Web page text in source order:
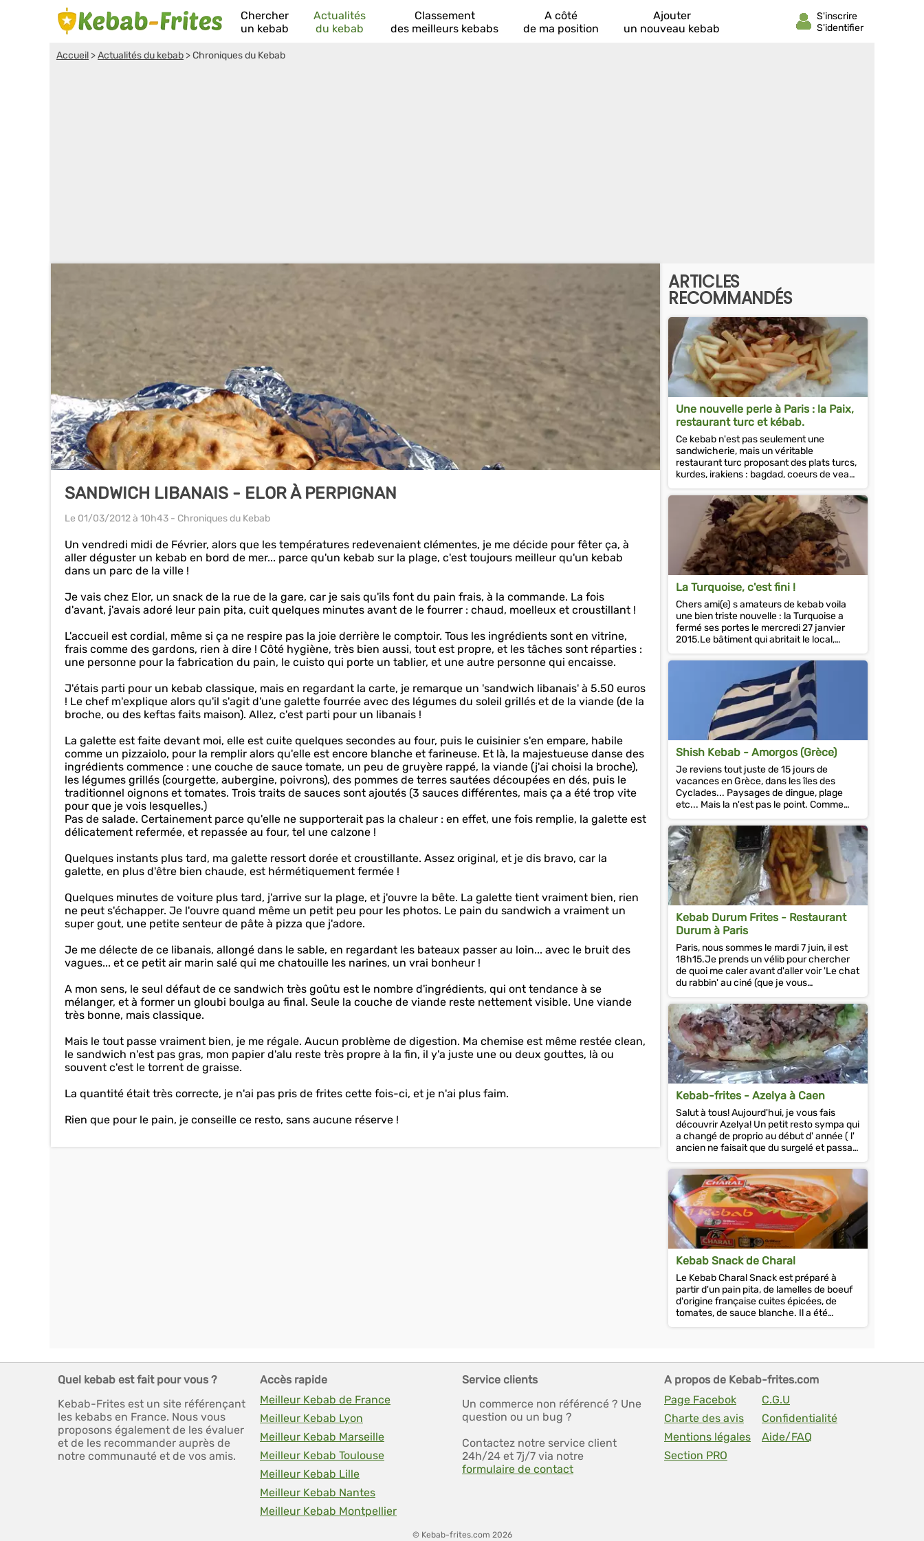
Chercher
un kebab
Actualités
du kebab
Classement
des meilleurs kebabs
A côté
de ma position
Ajouter
un nouveau kebab
Accueil >Actualités du kebab >Chroniques du Kebab
SANDWICH LIBANAIS - ELOR À PERPIGNAN
Le 01/03/2012à 10h43 - Chroniques du Kebab
Un vendredi midi de Février, alors que les températures redevenaient clémentes, je me décide pour fêter ça, à
aller déguster un kebab en bord de mer... parce qu'un kebab sur la plage, c'est toujours meilleur qu'un kebab
dans un parc de la ville !
Je vais chez Elor, un snack de la rue de la gare, car je sais qu'ils font du pain frais, à la commande. La fois
d'avant, j'avais adoré leur pain pita, cuit quelques minutes avant de le fourrer : chaud, moelleux et croustillant !
L'accueil est cordial, même si ça ne respire pas la joie derrière le comptoir. Tous les ingrédients sont en vitrine,
frais comme des gardons, rien à dire ! Côté hygiène, très bien aussi, tout est propre, et les tâches sont réparties :
une personne pour la fabrication du pain, le cuisto qui porte un tablier, et une autre personne qui encaisse.
J'étais parti pour un kebab classique, mais en regardant la carte, je remarque un 'sandwich libanais' à 5.50 euros
! Le chef m'explique alors qu'il s'agit d'une galette fourrée avec des légumes du soleil grillés et de la viande (de la
broche, ou des keftas faits maison). Allez, c'est parti pour un libanais !
La galette est faite devant moi, elle est cuite quelques secondes au four, puis le cuisinier s'en empare, habile
comme un pizzaiolo, pour la remplir alors qu'elle est encore blanche et farineuse. Et là, la majestueuse danse des
ingrédients commence : une couche de sauce tomate, un peu de gruyère rappé, la viande (j'ai choisi la broche),
les légumes grillés (courgette, aubergine, poivrons), des pommes de terres sautées découpées en dés, puis le
traditionnel oignons et tomates. Trois traits de sauces sont ajoutés (3 sauces différentes, mais ça a été trop vite
pour que je vois lesquelles.)
Pas de salade. Certainement parce qu'elle ne supporterait pas la chaleur : en effet, une fois remplie, la galette est
délicatement refermée, et repassée au four, tel une calzone !
Quelques instants plus tard, ma galette ressort dorée et croustillante. Assez original, et je dis bravo, car la
galette, en plus d'être bien chaude, est hérmétiquement fermée !
Quelques minutes de voiture plus tard, j'arrive sur la plage, et j'ouvre la bête. La galette tient vraiment bien, rien
ne peut s'échapper. Je l'ouvre quand même un petit peu pour les photos. Le pain du sandwich a vraiment un
super gout, une petite senteur de pâte à pizza que j'adore.
Je me délecte de ce libanais, allongé dans le sable, en regardant les bateaux passer au loin... avec le bruit des
vagues... et ce petit air marin salé qui me chatouille les narines, un vrai bonheur !
A mon sens, le seul défaut de ce sandwich très goûtu est le nombre d'ingrédients, qui ont tendance à se
mélanger, et à former un gloubi boulga au final. Seule la couche de viande reste nettement visible. Une viande
très bonne, mais classique.
Mais le tout passe vraiment bien, je me régale. Aucun problème de digestion. Ma chemise est même restée clean,
le sandwich n'est pas gras, mon papier d'alu reste très propre à la fin, il y'a juste une ou deux gouttes, là ou
souvent c'est le torrent de graisse.
La quantité était très correcte, je n'ai pas pris de frites cette fois-ci, et je n'ai plus faim.
Rien que pour le pain, je conseille ce resto, sans aucune réserve !
ARTICLES
RECOMMANDÉS
Une nouvelle perle à Paris : la Paix,
restaurant turc et kébab.
Ce kebab n'est pas seulement une
sandwicherie, mais un véritable
restaurant turc proposant des plats turcs,
kurdes, irakiens : bagdad, coeurs de veau,
iskander et j'en passe....
La Turquoise, c'est fini !
Chers ami(e) s amateurs de kebab voila
une bien triste nouvelle : la Turquoise a
fermé ses portes le mercredi 27 janvier
2015.Le bâtiment qui abritait le local,
depuis 1997, va...
Shish Kebab - Amorgos (Grèce)
Je reviens tout juste de 15 jours de
vacances en Grèce, dans les îles des
Cyclades... Paysages de dingue, plage
etc... Mais la n'est pas le point. Comme
vous l'imaginez, le...
Kebab Durum Frites - Restaurant
Durum à Paris
Paris, nous sommes le mardi 7 juin, il est
18h15.Je prends un vélib pour chercher
de quoi me caler avant d'aller voir 'Le chat
du rabbin' au ciné (que je vous
recommande presque autant que la...
Kebab-frites - Azelya à Caen
Salut à tous! Aujourd'hui, je vous fais
découvrir Azelya! Un petit resto sympa qui
a changé de proprio au début d' année ( l'
ancien ne faisait que du surgelé et passait
outre certaines...
Kebab Snack de Charal
Le Kebab Charal Snack est préparé à
partir d'un pain pita, de lamelles de boeuf
d'origine française cuites épicées, de
tomates, de sauce blanche. Il a été
élaboré à partir d'ingrédients...
Quel kebab est fait pour vous ?
Kebab-Frites est un site référençant
les kebabs en France. Nous vous
proposons également de les évaluer
et de les recommander auprès de
notre communauté et de vos amis.
Accès rapide
Meilleur Kebab de France
Meilleur Kebab Lyon
Meilleur Kebab Marseille
Meilleur Kebab Toulouse
Meilleur Kebab Lille
Meilleur Kebab Nantes
Meilleur Kebab Montpellier
Service clients
Un commerce non référencé ? Une
question ou un bug ?
Contactez notre service client
24h/24 et 7j/7 via notre
formulaire de contact
A propos de Kebab-frites.com
Page Facebok
C.G.U
Charte des avis
Confidentialité
Mentions légales
Aide/FAQ
Section PRO
© Kebab-frites.com 2026